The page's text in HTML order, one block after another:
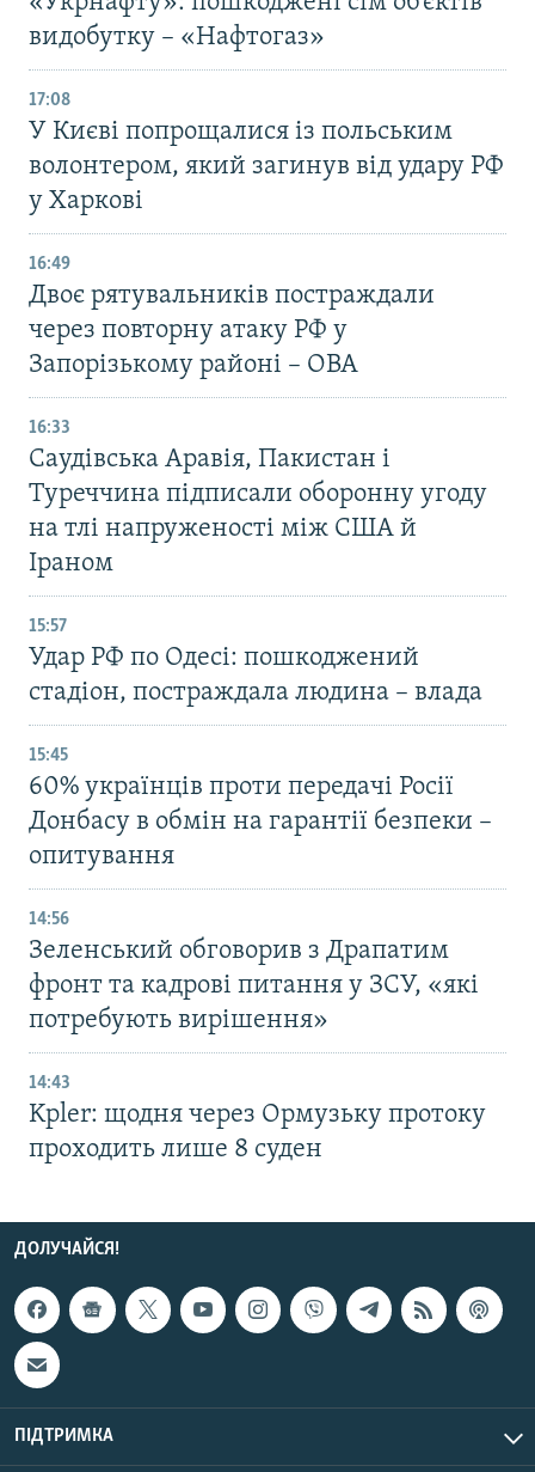
видобутку – «Нафтогаз»
17:08
У Києві попрощалися із польським
волонтером, який загинув від удару РФ
у Харкові
16:49
Двоє рятувальників постраждали
через повторну атаку РФ у
Запорізькому районі – ОВА
16:33
Саудівська Аравія, Пакистан і
Туреччина підписали оборонну угоду
на тлі напруженості між США й
Іраном
15:57
Удар РФ по Одесі: пошкоджений
стадіон, постраждала людина – влада
15:45
60% українців проти передачі Росії
Донбасу в обмін на гарантії безпеки –
опитування
14:56
Зеленський обговорив з Драпатим
фронт та кадрові питання у ЗСУ, «які
потребують вирішення»
14:43
Kpler: щодня через Ормузьку протоку
проходить лише 8 суден
ДОЛУЧАЙСЯ!
ПІДТРИМКА